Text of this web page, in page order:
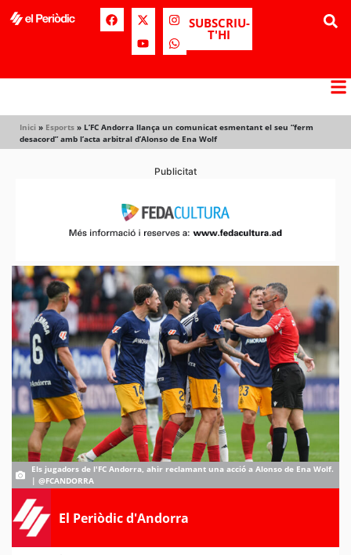
SUBSCRIU-
T'HI
Inici » Esports » L’FC Andorra llança un comunicat esmentant el seu “ferm
desacord” amb l’acta arbitral d’Alonso de Ena Wolf
Publicitat
Els jugadors de l'FC Andorra, ahir reclamant una acció a Alonso de Ena Wolf.
| @FCANDORRA
El Periòdic d'Andorra